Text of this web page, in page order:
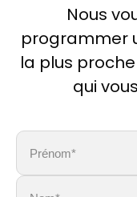
Nous
programmer
la plus
qui